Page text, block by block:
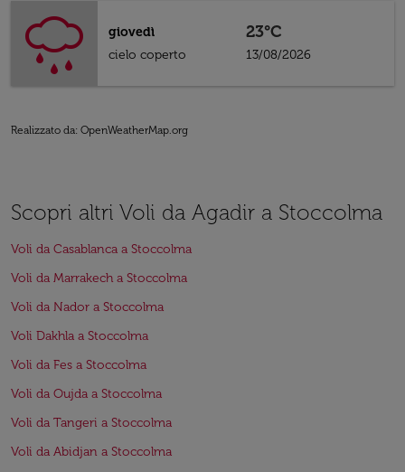
giovedì
cielo coperto
23°C
13/08/2026
Realizzato da: OpenWeatherMap.org
Scopri altri Voli da Agadir a Stoccolma
Voli da Casablanca a Stoccolma
Voli da Marrakech a Stoccolma
Voli da Nador a Stoccolma
Voli Dakhla a Stoccolma
Voli da Fes a Stoccolma
Voli da Oujda a Stoccolma
Voli da Tangeri a Stoccolma
Voli da Abidjan a Stoccolma